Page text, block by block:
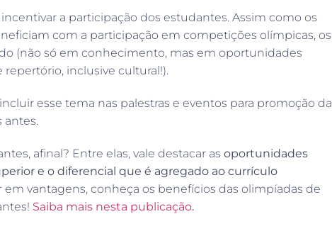
a participação dos estudantes. Assim como os
com a participação em competições olímpicas, os
(não só em conhecimento, mas em oportunidades
repertório, inclusive cultural!).
esse tema nas palestras e eventos para promoção da
antes.
afinal? Entre elas, vale destacar as oportunidades
e o diferencial que é agregado ao currículo
em vantagens, conheça os benefícios das olimpíadas de
Saiba mais nesta publicação.